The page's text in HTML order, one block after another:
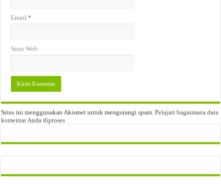
Email*
Situs Web
Situs ini menggunakan Akismet untuk mengurangi spam.Pelajari bagaimana data
komentar Anda diproses